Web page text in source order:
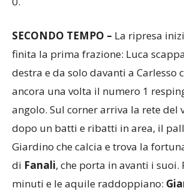
SECONDO TEMPO – La ripresa
finita la prima frazione: Luca
destra e da solo davanti a Carlesso
ancora una volta il numero 1
angolo. Sul corner arriva la rete del
dopo un batti e ribatti in area, il
Giardino che calcia e trova la
di Fanali, che porta in avanti i suoi.
minuti e le aquile raddoppiano: